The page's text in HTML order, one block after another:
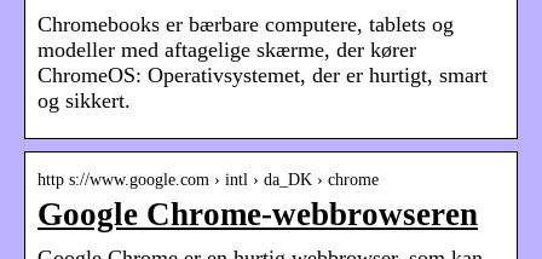
Chromebooks er bærbare computere, tablets og
modeller med aftagelige skærme, der kører
ChromeOS: Operativsystemet, der er hurtigt, smart
og sikkert.
http s://www.google.com › intl › da_DK › chrome
Google Chrome-webbrowseren